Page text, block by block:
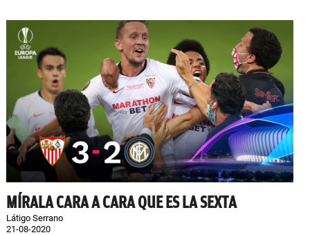
MÍRALA CARA A CARA QUE ES LA SEXTA
Látigo Serrano
21-08-2020